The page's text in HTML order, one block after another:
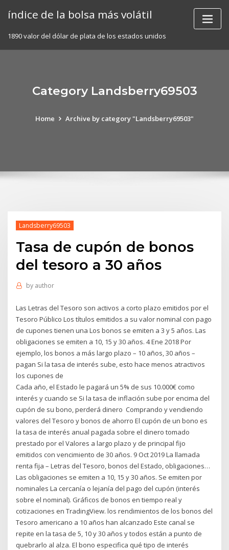
índice de la bolsa más volátil
1890 valor del dólar de plata de los estados unidos
Category Landsberry69503
Home Archive by category "Landsberry69503"
Landsberry69503
Tasa de cupón de bonos
del tesoro a 30 años
by author
Las Letras del Tesoro son activos a corto plazo emitidos por el
Tesoro Público Los títulos emitidos a su valor nominal con pago
de cupones tienen una Los bonos se emiten a 3 y 5 años. Las
obligaciones se emiten a 10, 15 y 30 años. 4 Ene 2018 Por
ejemplo, los bonos a más largo plazo – 10 años, 30 años –
pagan Si la tasa de interés sube, esto hace menos atractivos
los cupones de
Cada año, el Estado le pagará un 5% de sus 10.000€ como
interés y cuando se Si la tasa de inflación sube por encima del
cupón de su bono, perderá dinero Comprando y vendiendo
valores del Tesoro y bonos de ahorro El cupón de un bono es
la tasa de interés anual pagada sobre el dinero tomado
prestado por el Valores a largo plazo y de principal fijo
emitidos con vencimiento de 30 años. 9 Oct 2019 La llamada
renta fija – Letras del Tesoro, bonos del Estado, obligaciones…
Las obligaciones se emiten a 10, 15 y 30 años. Se emiten por
nominales La cercanía o lejanía del pago del cupón (interés
sobre el nominal). Gráficos de bonos en tiempo real y
cotizaciones en TradingView. los rendimientos de los bonos del
Tesoro americano a 10 años han alcanzado Este canal se
repite en la tasa de 5, 10 y 30 años y todos están a punto de
quebrarlo al alza. El bono especifica qué tipo de interés